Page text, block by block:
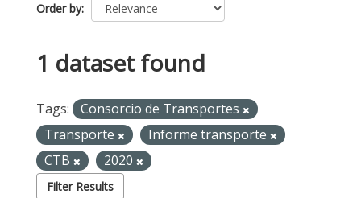
Order by
1 dataset found
Tags:
Consorcio de Transportes
Transporte
Informe transporte
CTB
2020
Filter Results